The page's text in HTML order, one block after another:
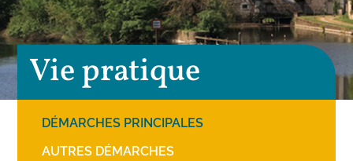
Vie pratique
DÉMARCHES PRINCIPALES
AUTRES DÉMARCHES